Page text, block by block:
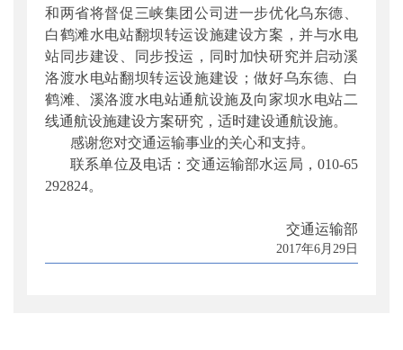
和两省将督促三峡集团公司进一步优化乌东德、
白鹤滩水电站翻坝转运设施建设方案，并与水电
站同步建设、同步投运，同时加快研究并启动溪
洛渡水电站翻坝转运设施建设；做好乌东德、白
鹤滩、溪洛渡水电站通航设施及向家坝水电站二
线通航设施建设方案研究，适时建设通航设施。
感谢您对交通运输事业的关心和支持。
联系单位及电话：交通运输部水运局， 010-65
292824。
交通运输部
2017年6 月 29日